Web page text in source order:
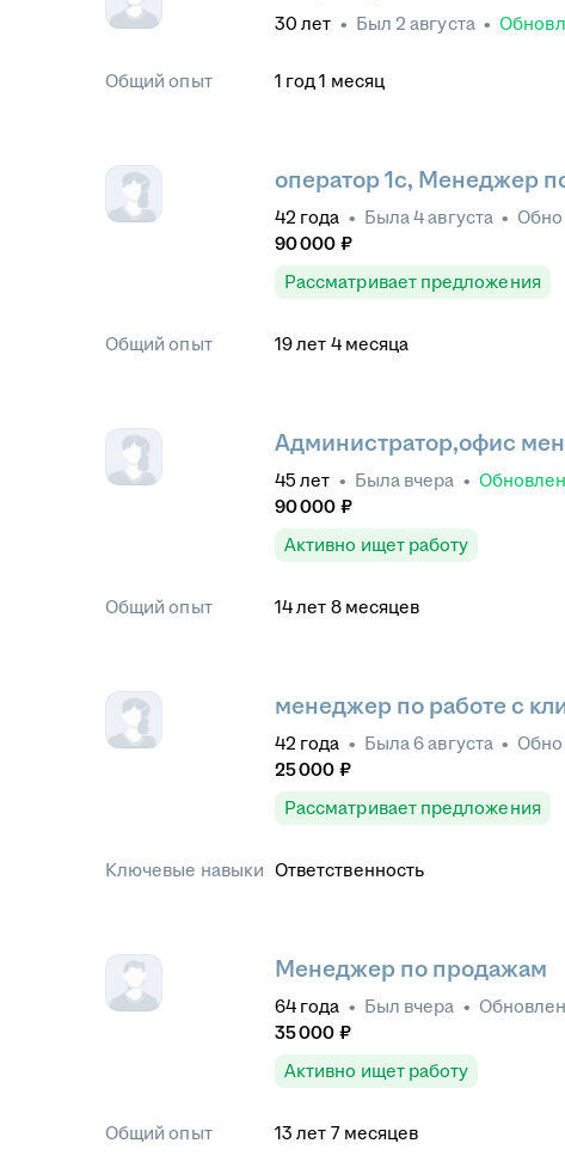
30 лет • Был 2 августа •
Общий опыт 1 год 1 месяц
оператор 1с, Менеджер
42 года • Была4 августа •
90 000 ₽
Рассматривает предложения
Общий опыт 19лет 4 месяца
Администратор,офис
45 лет • Была вчера •
90 000 ₽
Активно ищет работу
Общий опыт 14лет 8 месяцев
менеджер по работе с
42 года • Была6 августа •
25 000 ₽
Рассматривает предложения
Ключевые навыки Ответственность
Менеджер по продажам
64 года • Был вчера •
35 000 ₽
Активно ищет работу
Общий опыт 13 лет 7 месяцев